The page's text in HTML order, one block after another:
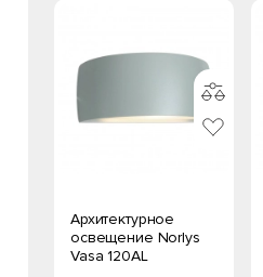
Архитектурное
освещение Norlys
Vasa 120AL